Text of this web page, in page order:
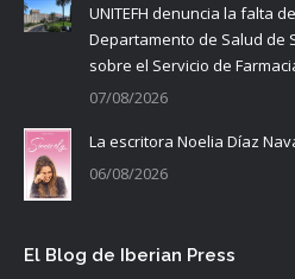
UNITEFH denuncia la falta
Departamento de Salud de
sobre el Servicio de
07/08/2026
La escritora Noelia Díaz
06/08/2026
El Blog de Iberian Press